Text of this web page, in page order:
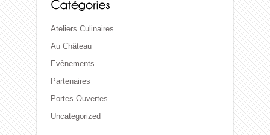
Ateliers Culinaires
Au Château
Evènements
Partenaires
Portes Ouvertes
Uncategorized